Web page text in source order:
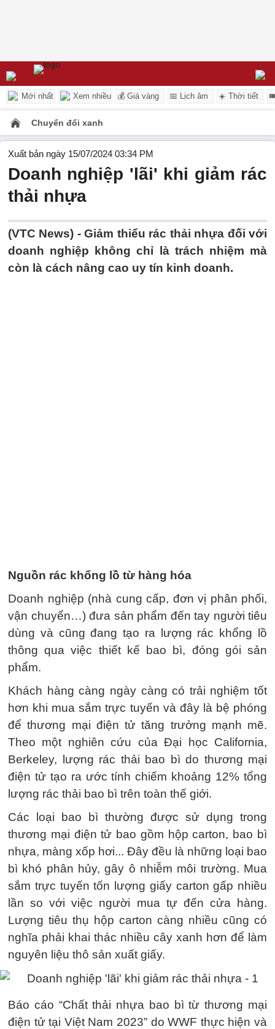
Mới nhất Xem nhiều 💰 Giá vàng 📅 Lịch âm ☀️ Thời tiết
Chuyển đổi xanh
Xuất bản ngày 15/07/2024 03:34 PM
Doanh nghiệp 'lãi' khi giảm rác
thải nhựa
(VTC News) -Giảm thiểu rác thải nhựa đối với
doanh nghiệp không chỉ là trách nhiệm mà
còn là cách nâng cao uy tín kinh doanh.
Nguồn rác khổng lồ từ hàng hóa
Doanh nghiệp (nhà cung cấp, đơn vị phân phối,
vận chuyển…) đưa sản phẩm đến tay người tiêu
dùng và cũng đang tạo ra lượng rác khổng lồ
thông qua việc thiết kế bao bì, đóng gói sản
phẩm.
Khách hàng càng ngày càng có trải nghiệm tốt
hơn khi mua sắm trực tuyến và đây là bệ phóng
để thương mại điện tử tăng trưởng mạnh mẽ.
Theo một nghiên cứu của Đại học California,
Berkeley, lượng rác thải bao bì do thương mại
điện tử tạo ra ước tính chiếm khoảng 12% tổng
lượng rác thải bao bì trên toàn thế giới.
Các loại bao bì thường được sử dụng trong
thương mại điện tử bao gồm hộp carton, bao bì
nhựa, màng xốp hơi... Đây đều là những loại bao
bì khó phân hủy, gây ô nhiễm môi trường. Mua
sắm trực tuyến tốn lượng giấy carton gấp nhiều
lần so với việc người mua tự đến cửa hàng.
Lượng tiêu thụ hộp carton càng nhiều cũng có
nghĩa phải khai thác nhiều cây xanh hơn để làm
nguyên liệu thô sản xuất giấy.
Báo cáo “Chất thải nhựa bao bì từ thương mại
điện tử tại Việt Nam 2023” do WWF thực hiện và